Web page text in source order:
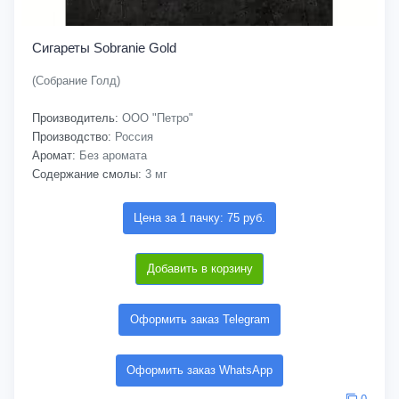
Сигареты Sobranie Gold
(Собрание Голд)
Производитель: ООО "Петро"
Производство: Россия
Аромат: Без аромата
Содержание смолы: 3 мг
Цена за 1 пачку: 75 руб.
Добавить в корзину
Оформить заказ Telegram
Оформить заказ WhatsApp